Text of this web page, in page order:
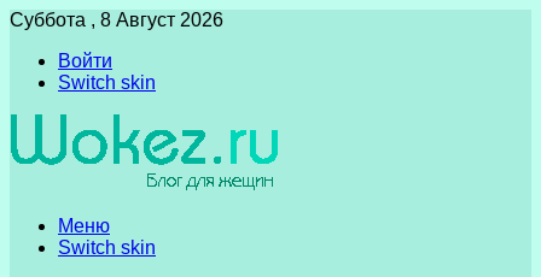
Суббота , 8 Август 2026
Войти
Switch skin
Меню
Switch skin